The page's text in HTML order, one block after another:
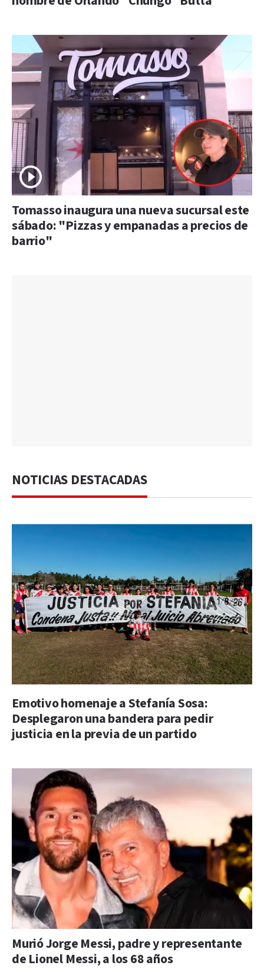
Tomasso inaugura una nueva sucursal este
sábado: "Pizzas y empanadas a precios de
barrio"
NOTICIAS DESTACADAS
Emotivo homenaje a Stefanía Sosa:
Desplegaron una bandera para pedir
justicia en la previa de un partido
Murió Jorge Messi, padre y representante
de Lionel Messi, a los 68 años